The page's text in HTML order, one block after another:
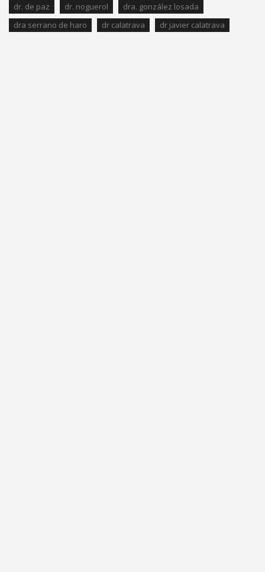
dr. de paz dr. noguerol
dra. gonzález losada
dra serrano de haro
dr calatrava dr javier calatrava